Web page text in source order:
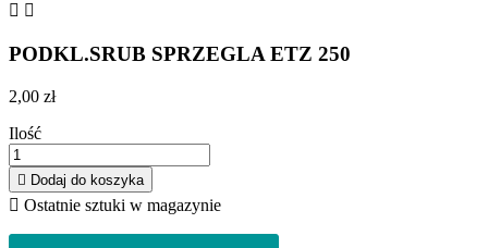
 
PODKL.SRUB SPRZEGLA ETZ 250
2,00 zł
Ilość
 Dodaj do koszyka
 Ostatnie sztuki w magazynie